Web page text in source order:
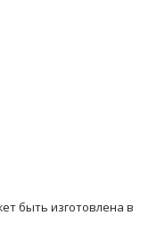
быть изготовлена в